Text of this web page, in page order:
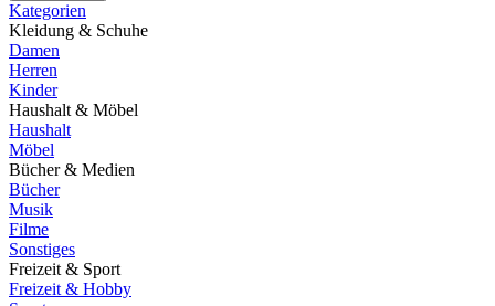
Kategorien
Kleidung & Schuhe
Damen
Herren
Kinder
Haushalt & Möbel
Haushalt
Möbel
Bücher & Medien
Bücher
Musik
Filme
Sonstiges
Freizeit & Sport
Freizeit & Hobby